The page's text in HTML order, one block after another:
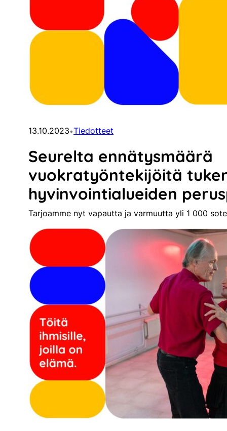
13.10.2023•Tiedotteet
Seurelta ennätysmäärä
vuokratyöntekijöitä
hyvinvointialueiden
Tarjoamme nyt vapautta ja varmuutta yli 1 000